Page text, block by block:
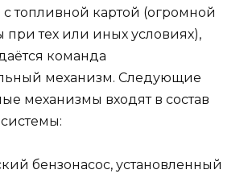
топливной картой (огромной
при тех или иных условиях),
команда
механизм. Следующие
механизмы входят в состав
бензонасос, установленный